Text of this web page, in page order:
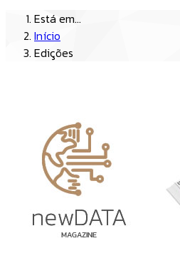
Está em...
Início
Edições